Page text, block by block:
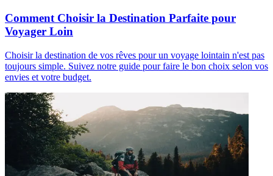
Comment Choisir la Destination Parfaite pour
Voyager Loin
Choisir la destination de vos rêves pour un voyage lointain n'est pas
toujours simple. Suivez notre guide pour faire le bon choix selon vos
envies et votre budget.